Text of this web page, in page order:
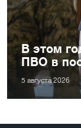
В этом
ПВО в
5 августа 2026